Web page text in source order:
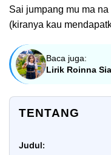
Sai jumpang mu ma
(kiranya kau
Baca juga:
Lirik Roinna
TENTANG
Judul